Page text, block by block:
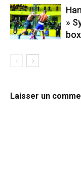
»
Laisser un